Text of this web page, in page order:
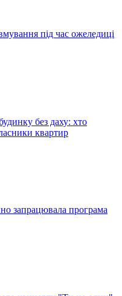
під час ожеледиці
без даху: хто
квартир
запрацювала програма